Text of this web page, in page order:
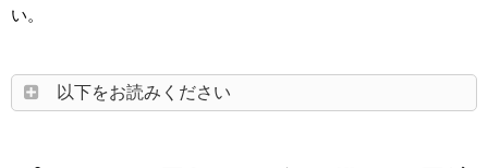
い。
以下をお読みください